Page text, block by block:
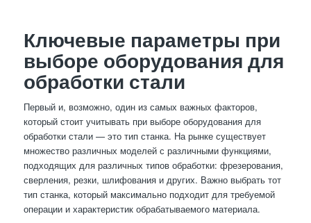
Ключевые параметры при
выборе оборудования для
обработки стали
Первый и, возможно, один из самых важных факторов,
который стоит учитывать при выборе оборудования для
обработки стали — это тип станка. На рынке существует
множество различных моделей с различными функциями,
подходящих для различных типов обработки: фрезерования,
сверления, резки, шлифования и других. Важно выбрать тот
тип станка, который максимально подходит для требуемой
операции и характеристик обрабатываемого материала.